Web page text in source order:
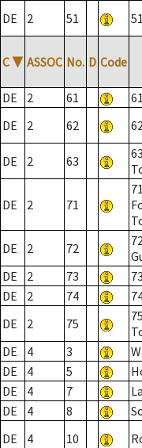
DE
2 51
C ▼ ASSOC No. D Code
DE 2 61
DE
2 62
DE 2 63
DE 2 71
DE 2 72
DE
2 73
DE
2 74
DE
2 75
DE
4 3
DE
4 5
DE
4 7
DE
4 8
DE
4 10